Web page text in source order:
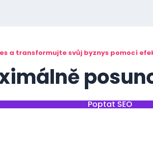
a transformujte svůj byznys pomocí
Poptat SEO